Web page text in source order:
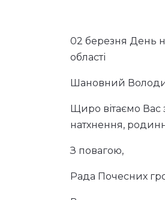
02 березня День
області
Шановний
Щиро вітаємо Вас
натхнення,
З повагою,
Рада Почесних